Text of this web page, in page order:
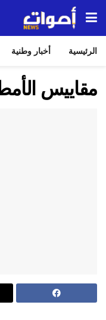
الرئيسية أخبار وطنية
مقاييس